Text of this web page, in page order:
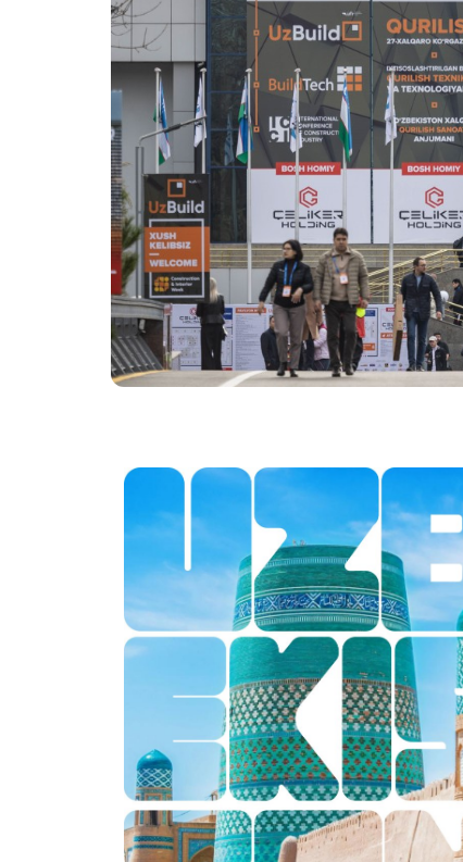
классов
ПРОГРАММА 8-й
Международной
Конференции
Строительной
ICCI 2027
Doing Business in
Uzbekistan
Итоги выставки
Официальный каталог